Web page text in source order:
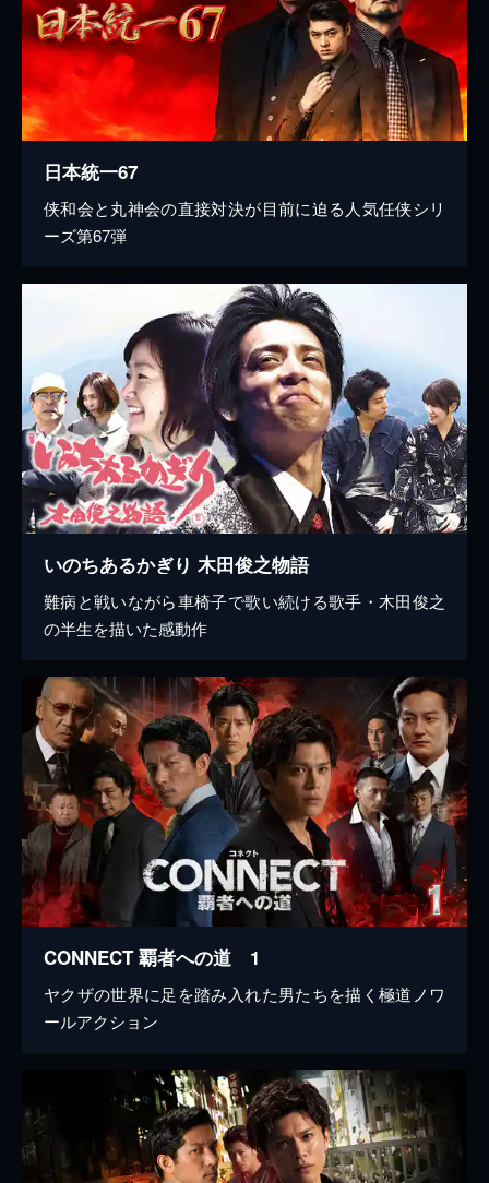
日本統一67
侠和会と丸神会の直接対決が目前に迫る人気任侠シリ
ーズ第67弾
いのちあるかぎり 木田俊之物語
難病と戦いながら車椅子で歌い続ける歌手・木田俊之
の半生を描いた感動作
CONNECT 覇者への道 1
ヤクザの世界に足を踏み入れた男たちを描く極道ノワ
ールアクション